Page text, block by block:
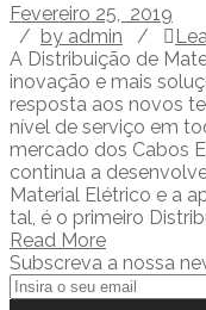
Fevereiro 25, 2019
/ by admin /
A Distribuição de
inovação e mais
resposta aos novos
nível de serviço em
mercado dos Cabos
continua a
Material Elétrico e a
tal, é o primeiro
Read More
Subscreva a nossa